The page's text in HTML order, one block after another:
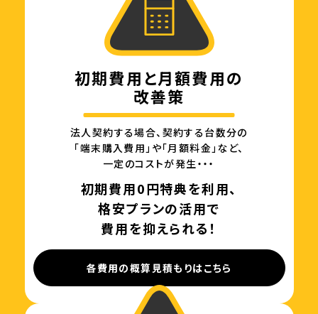
初期費用と月額費用の
改善策
法人契約する場合、契約する台数分の
「端末購入費用」や「月額料金」など、
一定のコストが発生・・・
初期費用0円特典を利用、
格安プランの活用で
費用を抑えられる！
各費用の概算見積もりはこちら